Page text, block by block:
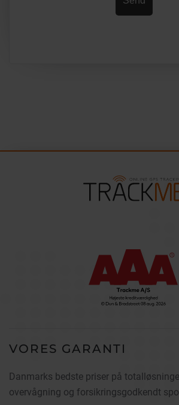
VORES GARANTI
Danmarks bedste priser på
overvågning og forsikringsgodkendt